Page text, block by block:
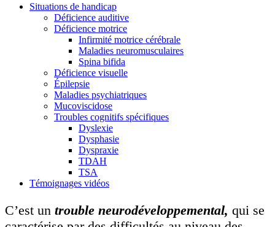
Situations de handicap
Déficience auditive
Déficience motrice
Infirmité motrice cérébrale
Maladies neuromusculaires
Spina bifida
Déficience visuelle
Épilepsie
Maladies psychiatriques
Mucoviscidose
Troubles cognitifs spécifiques
Dyslexie
Dysphasie
Dyspraxie
TDAH
TSA
Témoignages vidéos
C’est un trouble neurodéveloppemental, qui se